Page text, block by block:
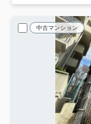
中古マンション